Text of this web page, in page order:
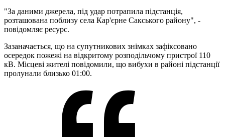
"За даними джерела, під удар потрапила підстанція,
розташована поблизу села Кар'єрне Сакського району", -
повідомляє ресурс.
Зазаначається, що на супутникових знімках зафіксовано
осередок пожежі на відкритому розподільчому пристрої 110
кВ. Місцеві жителі повідомили, що вибухи в районі підстанції
пролунали близько 01:00.